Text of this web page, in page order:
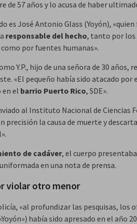
de 57 años y lo acusa de haber
es José Antonio Glass (Yoyón), «quien
responsable del hecho, tanto por los
por fuentes humanas».
Y.P., hijo de una señora de 30 años,
«El pequeño había sido atacado por
en el barrio Puerto Rico, SDE».
al Instituto Nacional de Ciencias
precisión la causa de muerte y
de cadáver, el cuerpo
en una nota de prensa.
violar otro menor
«al profundizar las pesquisas, los
había sido apresado en el año